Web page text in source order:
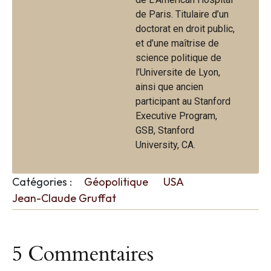
de Paris. Titulaire d’un
doctorat en droit public,
et d’une maîtrise de
science politique de
l’Universite de Lyon,
ainsi que ancien
participant au Stanford
Executive Program,
GSB, Stanford
University, CA.
Catégories : Géopolitique
USA
Jean-Claude Gruffat
5 Commentaires